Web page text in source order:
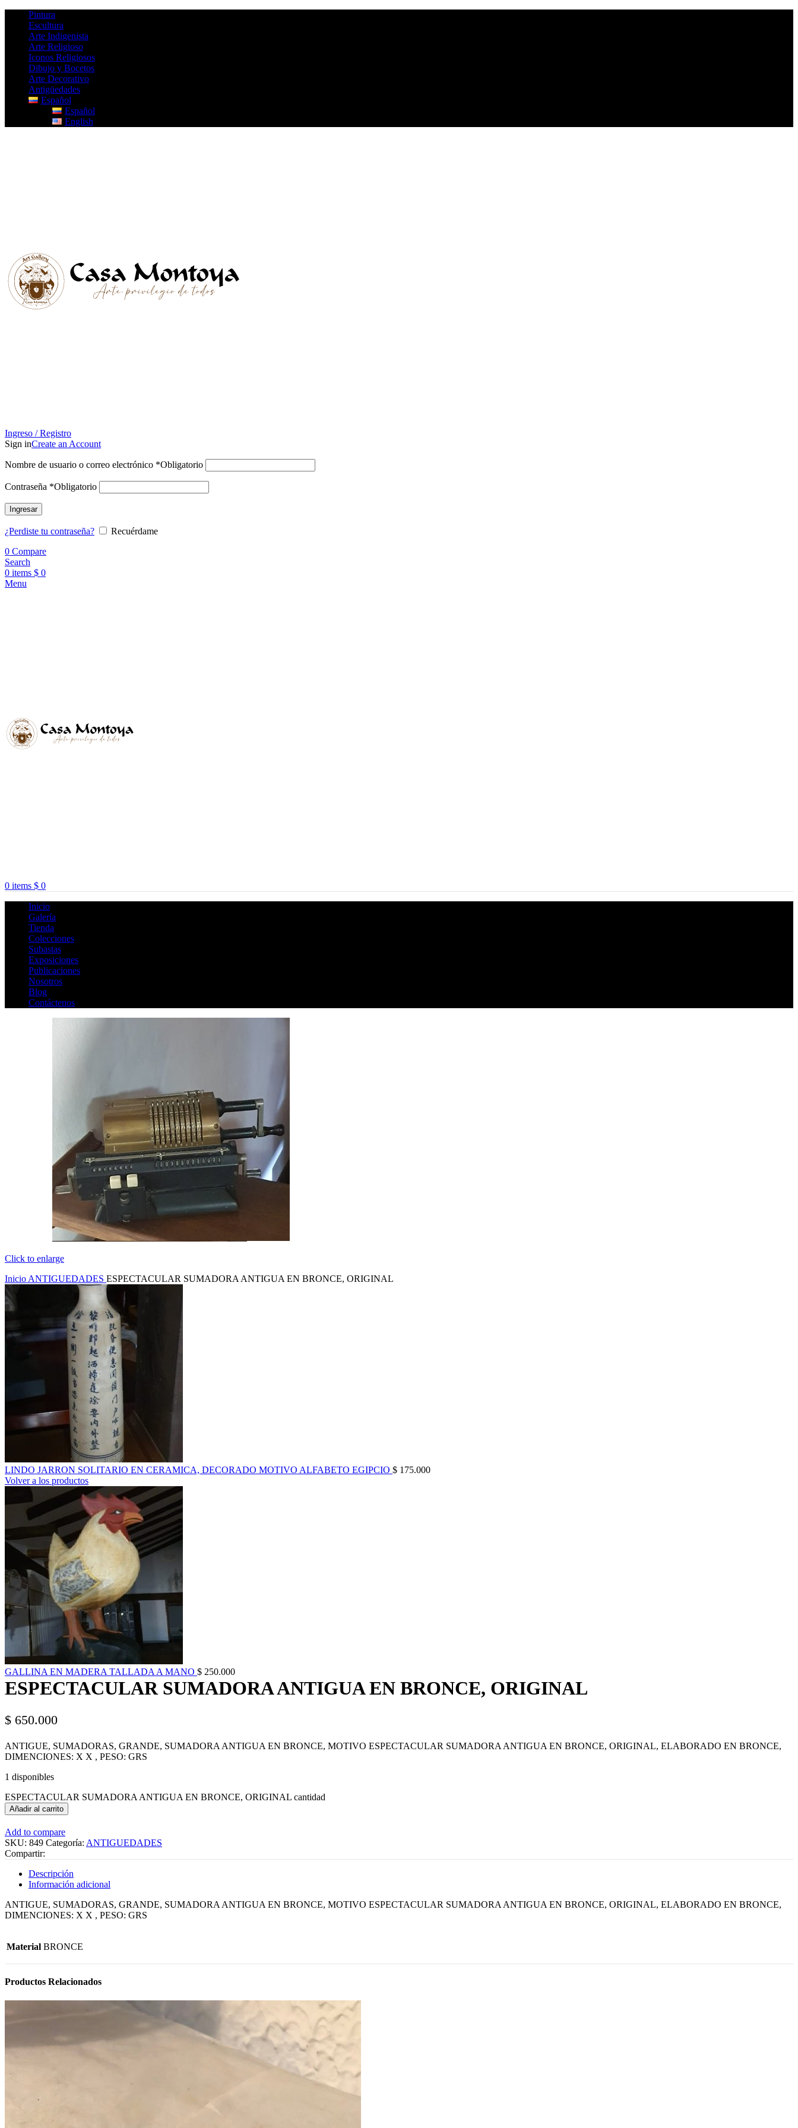
Pintura
Escultura
Arte Indigenista
Arte Religioso
Iconos Religiosos
Dibujo y Bocetos
Arte Decorativo
Antigüedades
Español
Español
English
Ingreso / Registro
Sign inCreate an Account
Nombre de usuario o correo electrónico *Obligatorio
Contraseña *Obligatorio
Ingresar
¿Perdiste tu contraseña?
Recuérdame
0 Compare
Search
0 items $ 0
Menu
0 items $ 0
Inicio
Galería
Tienda
Colecciones
Subastas
Exposiciones
Publicaciones
Nosotros
Blog
Contáctenos
Click to enlarge
Inicio ANTIGUEDADES ESPECTACULAR SUMADORA ANTIGUA EN BRONCE, ORIGINAL
LINDO JARRON SOLITARIO EN CERAMICA, DECORADO MOTIVO ALFABETO EGIPCIO $ 175.000
Volver a los productos
GALLINA EN MADERA TALLADA A MANO $ 250.000
ESPECTACULAR SUMADORA ANTIGUA EN BRONCE, ORIGINAL
$ 650.000
ANTIGUE, SUMADORAS, GRANDE, SUMADORA ANTIGUA EN BRONCE, MOTIVO ESPECTACULAR SUMADORA ANTIGUA EN BRONCE, ORIGINAL, ELABORADO EN BRONCE,
DIMENCIONES: X X , PESO: GRS
1 disponibles
ESPECTACULAR SUMADORA ANTIGUA EN BRONCE, ORIGINAL cantidad
Añadir al carrito
Add to compare
SKU: 849 Categoría: ANTIGUEDADES
Compartir:
Descripción
Información adicional
ANTIGUE, SUMADORAS, GRANDE, SUMADORA ANTIGUA EN BRONCE, MOTIVO ESPECTACULAR SUMADORA ANTIGUA EN BRONCE, ORIGINAL, ELABORADO EN BRONCE,
DIMENCIONES: X X , PESO: GRS
Material BRONCE
Productos Relacionados